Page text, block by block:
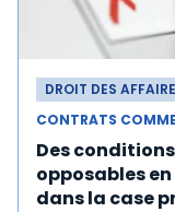
DROIT DES
CONTRATS
Des
opposables
dans la case